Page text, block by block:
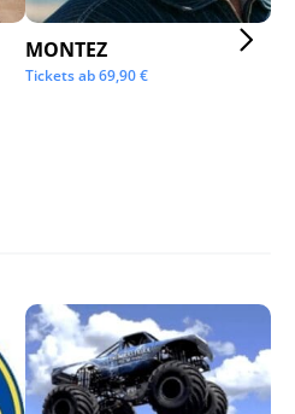
MONTEZ
Tickets ab69,90€